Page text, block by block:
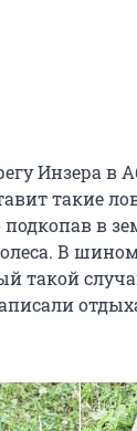
Инзера в
такие
в
В
такой